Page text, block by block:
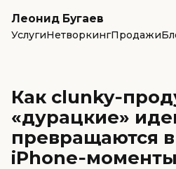
Леонид Бугаев
УслугиНетворкингПродажи
Как
«дурацкие»
превращаются
iPhone‑моменты